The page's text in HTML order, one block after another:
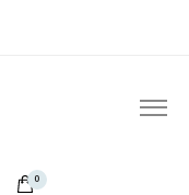
0